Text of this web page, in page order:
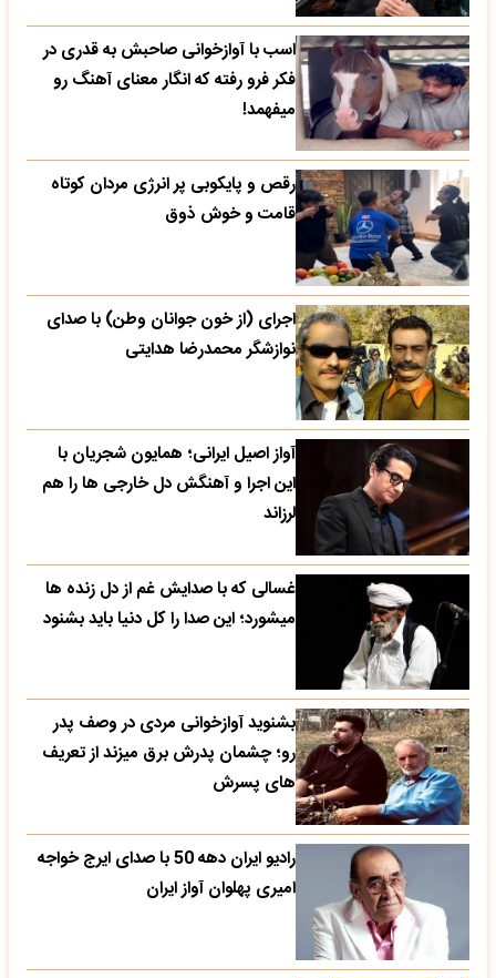
اسب با آوازخوانی صاحبش به قدری در
فکر فرو رفته که انگار معنای آهنگ رو
میفهمد!
رقص و پایکوبی پر انرژی مردان کوتاه
قامت و خوش ذوق
اجرای (از خون جوانان وطن) با صدای
نوازشگر محمدرضا هدایتی
آواز اصیل ایرانی؛ همایون شجریان با
این اجرا و آهنگش دل خارجی ها را هم
لرزاند
غسالی که با صدایش غم از دل زنده ها
میشورد؛ این صدا را کل دنیا باید بشنود
بشنوید آوازخوانی مردی در وصف پدر
رو؛ چشمان پدرش برق میزند از تعریف
های پسرش
رادیو ایران دهه 50 با صدای ایرج خواجه
امیری پهلوان آواز ایران